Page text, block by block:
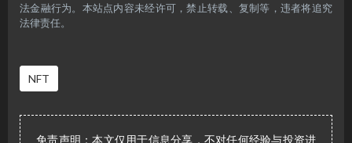
法金融行为。本站点内容未经许可，禁止转载、复制等，违者将追究
法律责任。
NFT
免责声明：本文仅用于信息分享，不对任何经验与投资进